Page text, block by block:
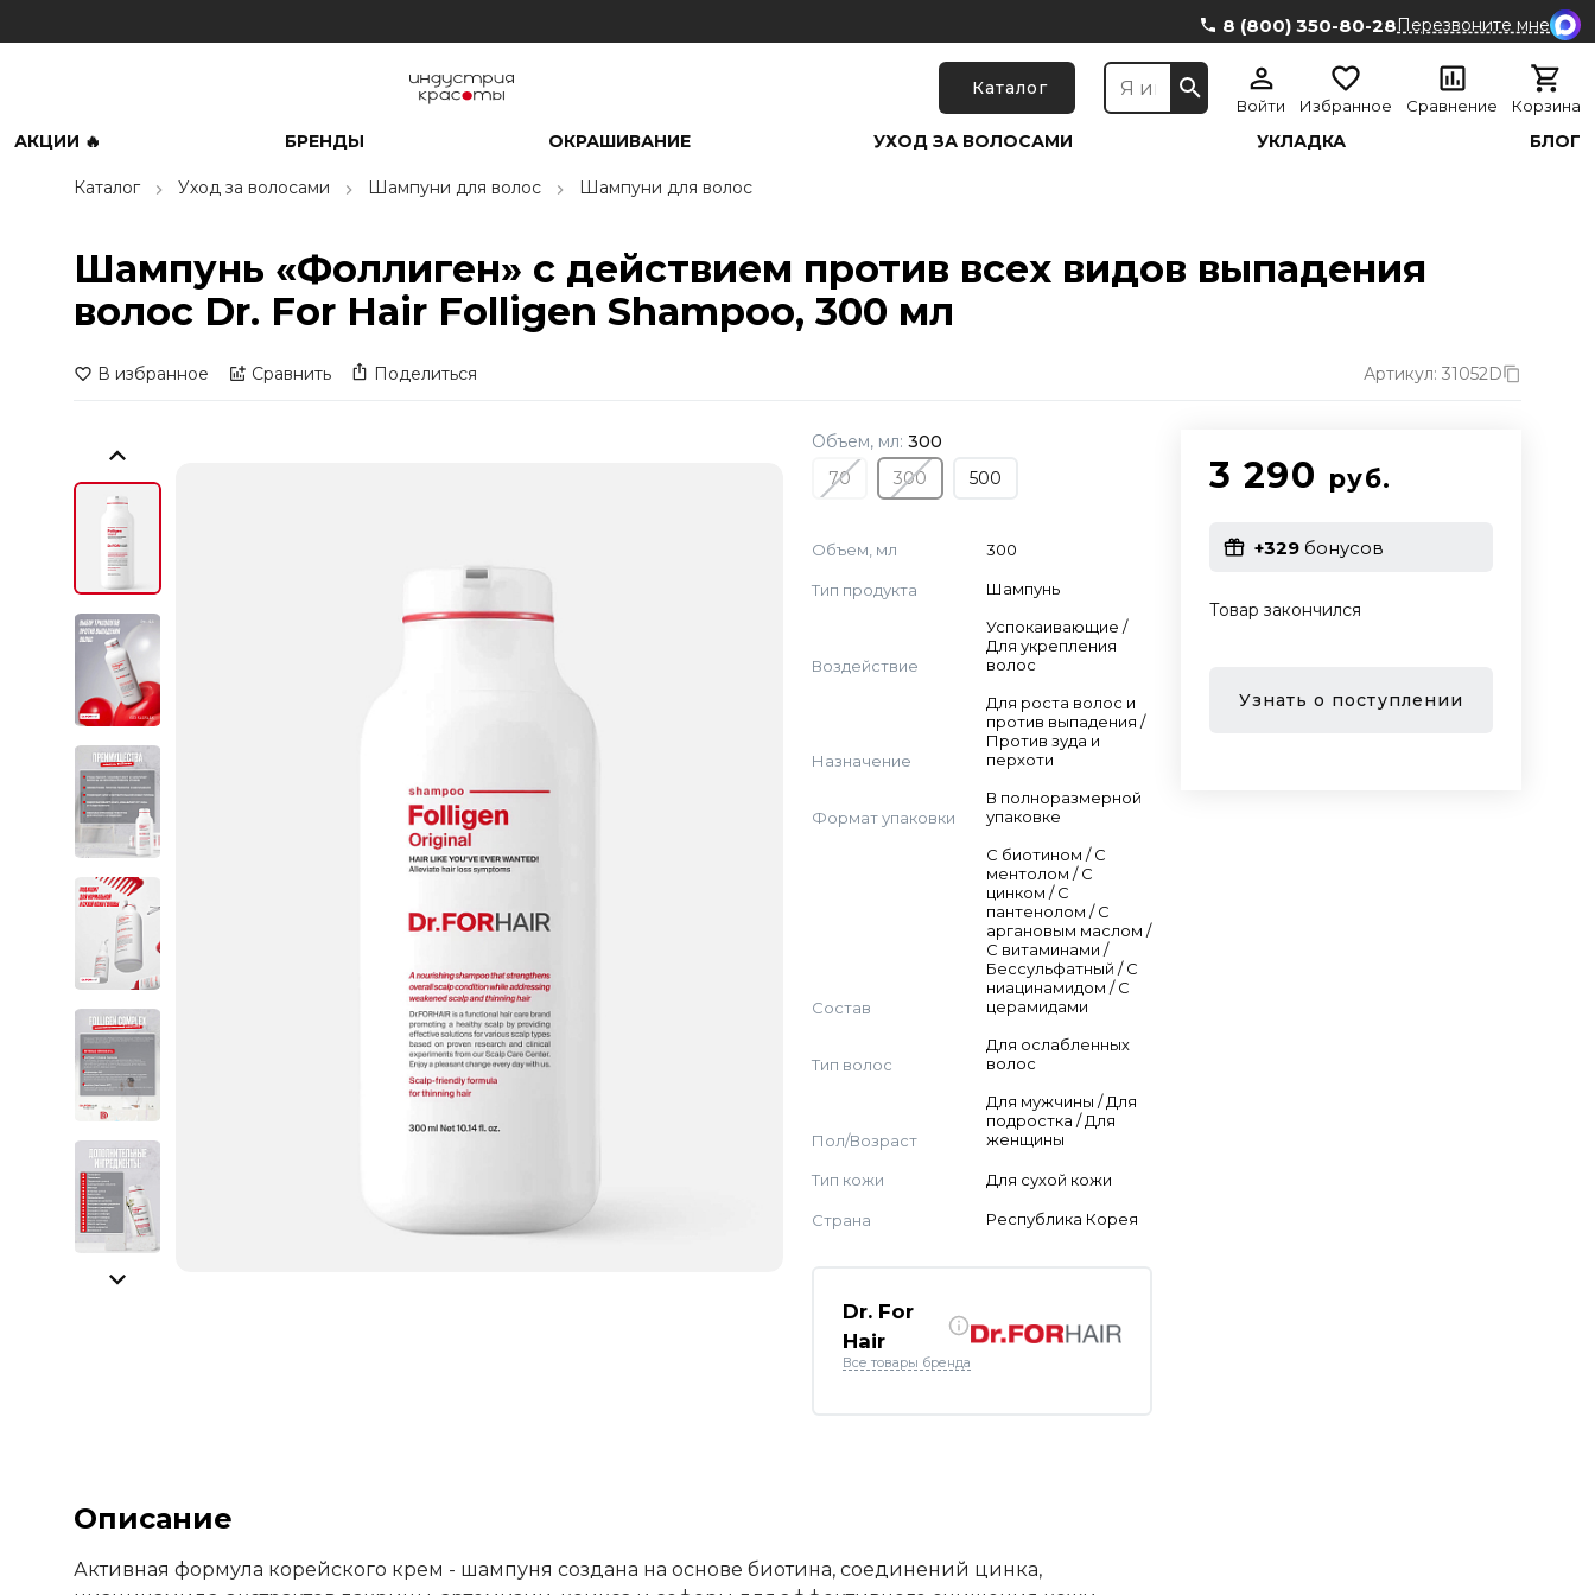
8 (800) 350-80-28Перезвоните мне
Каталог
Войти Избранное Сравнение Корзина
АКЦИИ 🔥 БРЕНДЫ ОКРАШИВАНИЕ УХОД ЗА ВОЛОСАМИ УКЛАДКА БЛОГ
Каталог Уход за волосами Шампуни для волос Шампуни для волос
Шампунь «Фоллиген» с действием против всех видов выпадения
волос Dr. For Hair Folligen Shampoo, 300 мл
В избранное Сравнить Поделиться Артикул: 31052D
Объем, мл: 300
70
300 500
Объем, мл 300
Тип продукта Шампунь
Воздействие
Успокаивающие /
Для укрепления
волос
Назначение
Для роста волос и
против выпадения /
Против зуда и
перхоти
Формат упаковки
В полноразмерной
упаковке
Состав
С биотином / С
ментолом / С
цинком / C
пантенолом / С
аргановым маслом /
С витаминами /
Бессульфатный / С
ниацинамидом / С
церамидами
Тип волос
Для ослабленных
волос
Пол/Возраст
Для мужчины / Для
подростка / Для
женщины
Тип кожи Для сухой кожи
Страна Республика Корея
Dr. For
Hair
Все товары бренда
3 290 руб.
+329бонусов
Товар закончился
Узнать о поступлении
Описание
Активная формула корейского крем - шампуня создана на основе биотина, соединений цинка,